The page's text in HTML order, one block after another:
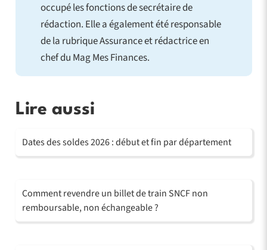
occupé les fonctions de secrétaire de
rédaction. Elle a également été responsable
de la rubrique Assurance et rédactrice en
chef du Mag Mes Finances.
Lire aussi
Dates des soldes 2026 : début et fin par département
Comment revendre un billet de train SNCF non
remboursable, non échangeable ?